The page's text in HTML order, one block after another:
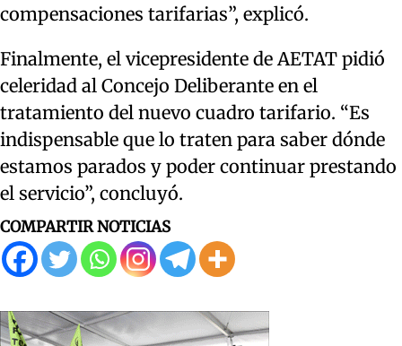
compensaciones tarifarias”, explicó.
Finalmente, el vicepresidente de AETAT pidió
celeridad al Concejo Deliberante en el
tratamiento del nuevo cuadro tarifario. “Es
indispensable que lo traten para saber dónde
estamos parados y poder continuar prestando
el servicio”, concluyó.
COMPARTIR NOTICIAS